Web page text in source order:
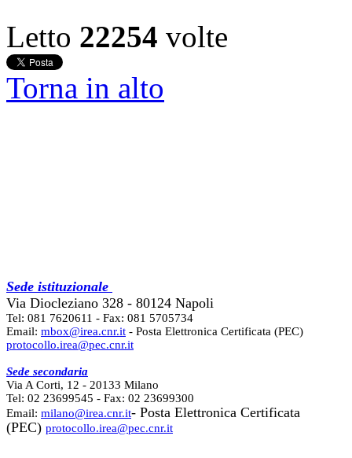
Letto 22254 volte
Torna in alto
Sede istituzionale
Via Diocleziano 328 - 80124 Napoli
Tel: 081 7620611 - Fax: 081 5705734
Email: mbox@irea.cnr.it - Posta Elettronica Certificata (PEC)
protocollo.irea@pec.cnr.it
Sede secondaria
Via A Corti, 12 - 20133 Milano
Tel: 02 23699545 - Fax: 02 23699300
Email: milano@irea.cnr.it- Posta Elettronica Certificata
(PEC) protocollo.irea@pec.cnr.it